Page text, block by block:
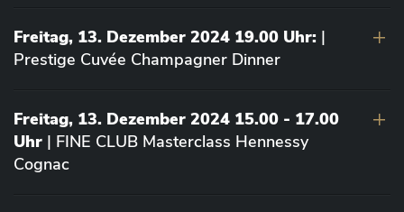
Freitag, 13. Dezember 2024 19.00 Uhr: |
Prestige Cuvée Champagner Dinner
Freitag, 13. Dezember 2024 15.00 - 17.00
Uhr | FINE CLUB Masterclass Hennessy
Cognac